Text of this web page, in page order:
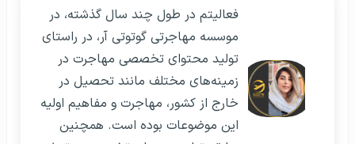
فعالیتم در طول چند سال گذشته، در
موسسه مهاجرتی گوتوتی آر، در راستای
تولید محتوای تخصصی مهاجرت در
زمینه‌های مختلف مانند تحصیل در
خارج از کشور، مهاجرت و مفاهیم اولیه
این موضوعات بوده است. همچنین